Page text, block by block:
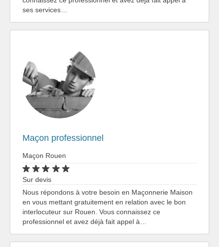
ses services…
Maçon professionnel
Maçon Rouen
Sur devis
Nous répondons à votre besoin en Maçonnerie Maison
en vous mettant gratuitement en relation avec le bon
interlocuteur sur Rouen. Vous connaissez ce
professionnel et avez déjà fait appel à…